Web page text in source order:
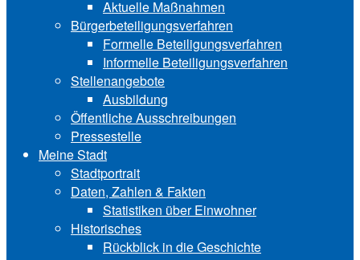
Aktuelle Maßnahmen
Bürgerbeteiligungsverfahren
Formelle Beteiligungsverfahren
Informelle Beteiligungsverfahren
Stellenangebote
Ausbildung
Öffentliche Ausschreibungen
Pressestelle
Meine Stadt
Stadtportrait
Daten, Zahlen & Fakten
Statistiken über Ein‍woh‍ner
Historisches
Rückblick in die Geschichte